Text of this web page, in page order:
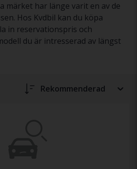
märket har länge varit en av de
Hos Kvdbil kan du köpa
in reservationspris och
du är intresserad av längst
Rekommenderad